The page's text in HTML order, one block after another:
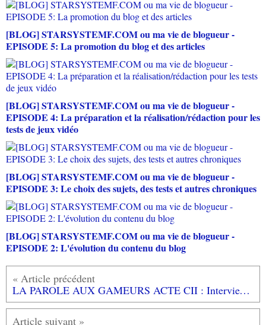
[BLOG] STARSYSTEMF.COM ou ma vie de blogueur -
EPISODE 5: La promotion du blog et des articles
[BLOG] STARSYSTEMF.COM ou ma vie de blogueur -
EPISODE 4: La préparation et la réalisation/rédaction pour les
tests de jeux vidéo
[BLOG] STARSYSTEMF.COM ou ma vie de blogueur -
EPISODE 3: Le choix des sujets, des tests et autres chroniques
[BLOG] STARSYSTEMF.COM ou ma vie de blogueur -
EPISODE 2: L'évolution du contenu du blog
LA PAROLE AUX GAMEURS ACTE CII : Interview de Pentar0o